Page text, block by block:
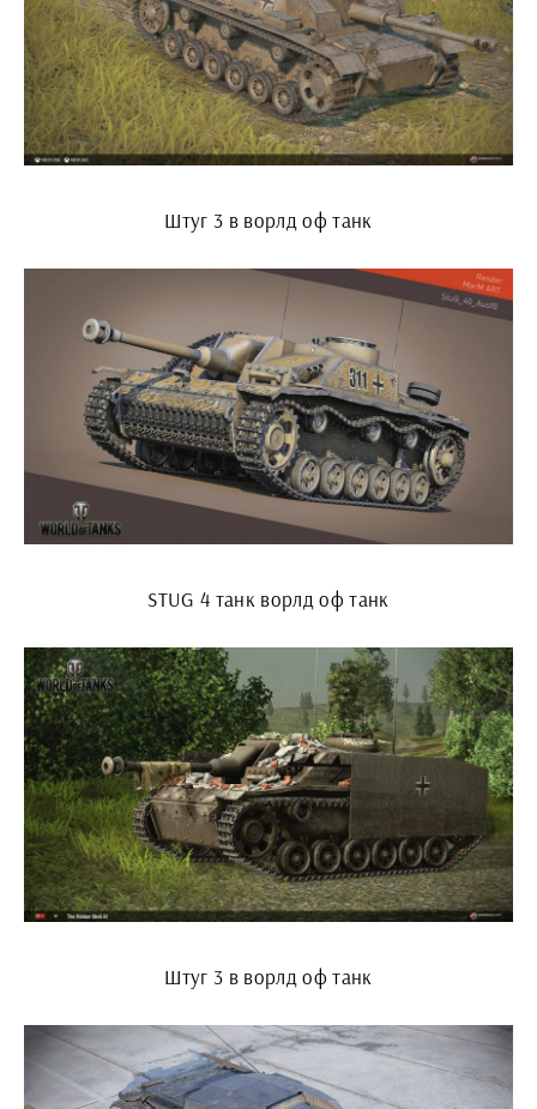
Штуг 3 в ворлд оф танк
STUG 4 танк ворлд оф танк
Штуг 3 в ворлд оф танк